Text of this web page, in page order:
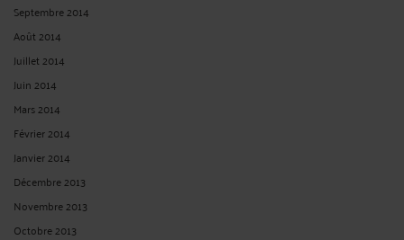
Septembre 2014
Août 2014
Juillet 2014
Juin 2014
Mars 2014
Février 2014
Janvier 2014
Décembre 2013
Novembre 2013
Octobre 2013